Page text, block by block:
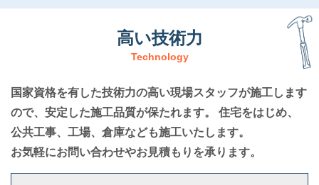
高い技術力
Technology
国家資格を有した技術力の高い現場スタッフが施工します
ので、安定した施工品質が保たれます。 住宅をはじめ、
公共工事、工場、倉庫なども施工いたします。
お気軽にお問い合わせやお見積もりを承ります。